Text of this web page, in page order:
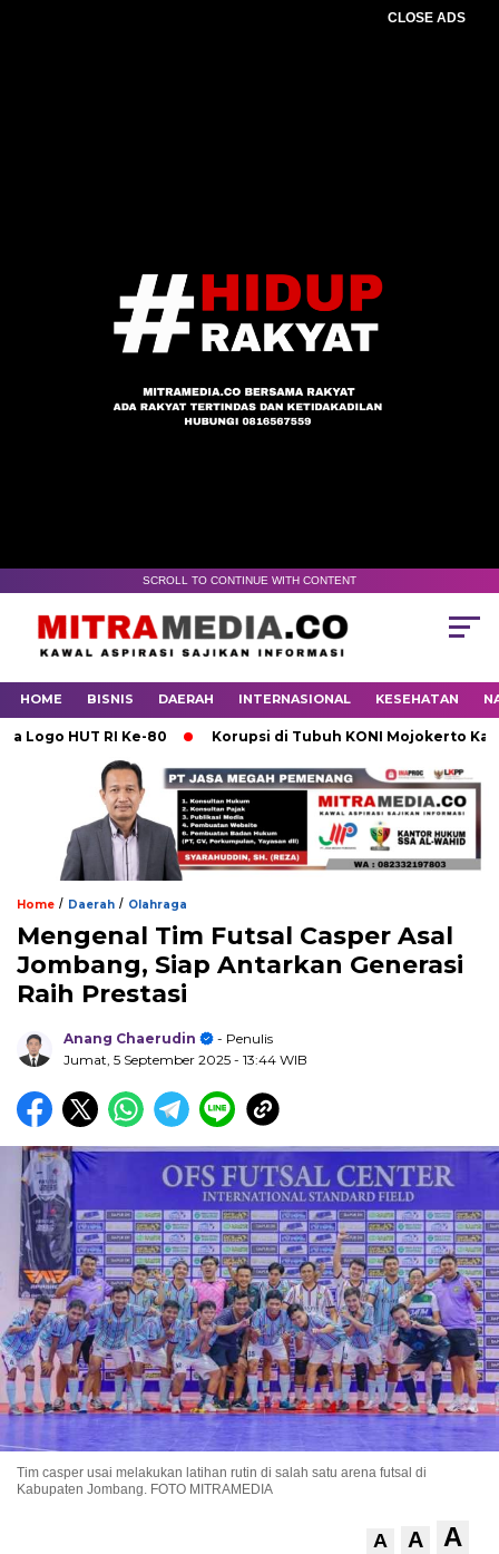
CLOSE ADS
SCROLL TO CONTINUE WITH CONTENT
HOME BISNIS DAERAH INTERNASIONAL KESEHATAN
HUT RI Ke-80 Korupsi di Tubuh KONI Mojokerto Karena
Home / Daerah / Olahraga
Mengenal Tim Futsal Casper Asal
Jombang, Siap Antarkan Generasi
Raih Prestasi
Anang Chaerudin
- Penulis
Jumat, 5 September 2025 - 13:44 WIB
Tim casper usai melakukan latihan rutin di salah satu arena futsal di
Kabupaten Jombang. FOTO MITRAMEDIA
A A A